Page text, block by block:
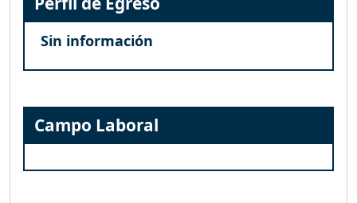
Sin información
Campo Laboral